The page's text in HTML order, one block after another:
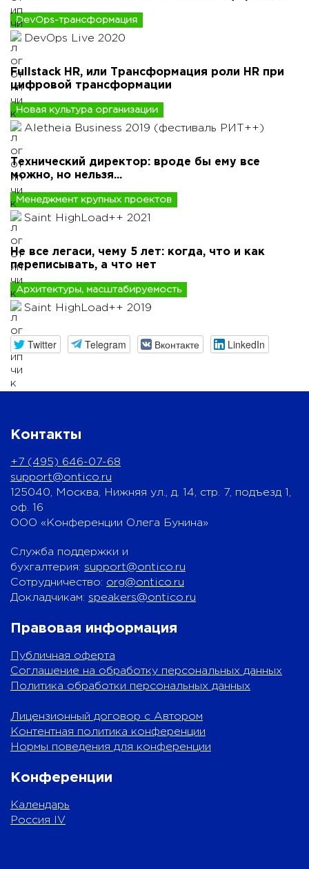
DevOps-трансформация
DevOps Live 2020
Fullstack HR, или Трансформация роли HR при
цифровой трансформации
Новая культура организации
Aletheia Business 2019 (фестиваль РИТ++)
Технический директор: вроде бы ему все
можно, но нельзя...
Менеджмент крупных проектов
Saint HighLoad++ 2021
Не все легаси, чему 5 лет: когда, что и как
переписывать, а что нет
Архитектуры, масштабируемость
Saint HighLoad++ 2019
Twitter Telegram Вконтакте LinkedIn
Контакты
+7 (495) 646-07-68
support@ontico.ru
125040, Москва, Нижняя ул., д. 14, стр. 7, подъезд 1,
оф. 16
ООО «Конференции Олега Бунина»
Служба поддержки и
бухгалтерия: support@ontico.ru
Сотрудничество: org@ontico.ru
Докладчикам: speakers@ontico.ru
Конференции
Календарь
Россия IV
Правовая информация
Публичная оферта
Соглашение на обработку персональных данных
Политика обработки персональных данных
Лицензионный договор с Автором
Контентная политика конференции
Нормы поведения для конференции